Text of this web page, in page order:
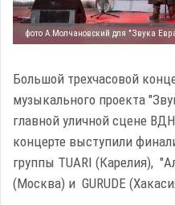
фото А.Молчановский для "Звука
Большой трехчасовой
музыкального проекта
главной уличной сцене
концерте выступили
группы TUARI (Карелия),
(Москва) и GURUDE